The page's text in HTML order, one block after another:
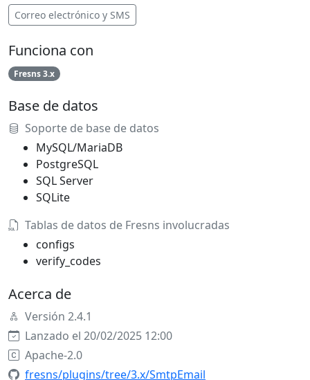
Correo electrónico y SMS
Funciona con
Fresns 3.x
Base de datos
Soporte de base de datos
MySQL/MariaDB
PostgreSQL
SQL Server
SQLite
Tablas de datos de Fresns involucradas
configs
verify_codes
Acerca de
Versión 2.4.1
Lanzado el 20/02/2025 12:00
Apache-2.0
fresns/plugins/tree/3.x/SmtpEmail